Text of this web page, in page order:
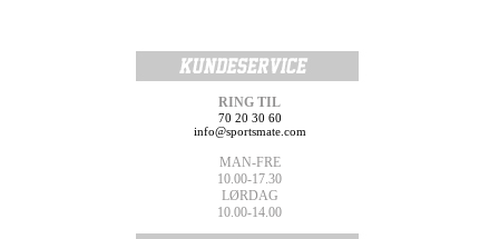
RING TIL
70 20 30 60
info@sportsmate.com
MAN-FRE
10.00-17.30
LØRDAG
10.00-14.00